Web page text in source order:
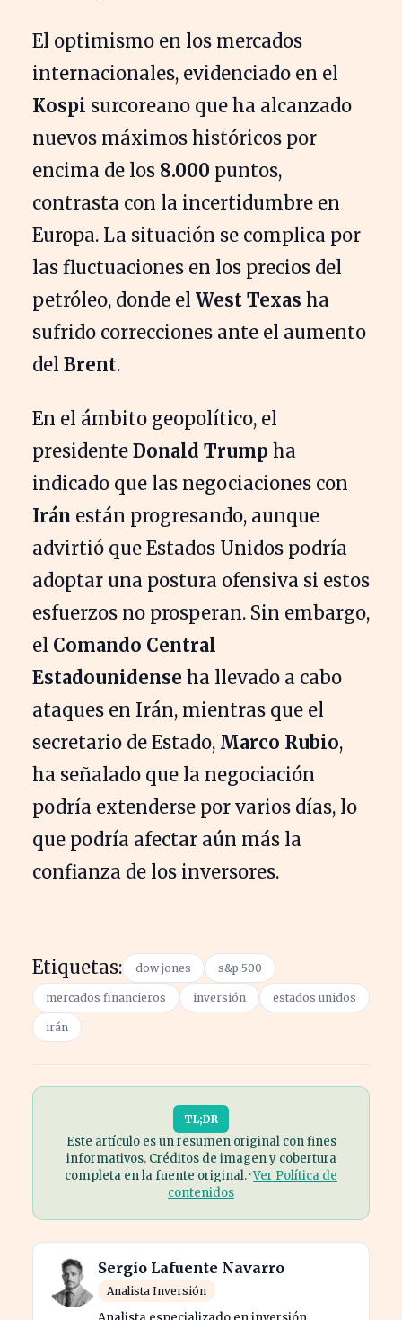
El optimismo en los mercados
internacionales, evidenciado en el
Kospi surcoreano que ha alcanzado
nuevos máximos históricos por
encima de los 8.000 puntos,
contrasta con la incertidumbre en
Europa. La situación se complica por
las fluctuaciones en los precios del
petróleo, donde el West Texas ha
sufrido correcciones ante el aumento
del Brent.
En el ámbito geopolítico, el
presidente Donald Trump ha
indicado que las negociaciones con
Irán están progresando, aunque
advirtió que Estados Unidos podría
adoptar una postura ofensiva si estos
esfuerzos no prosperan. Sin embargo,
el Comando Central
Estadounidense ha llevado a cabo
ataques en Irán, mientras que el
secretario de Estado, Marco Rubio,
ha señalado que la negociación
podría extenderse por varios días, lo
que podría afectar aún más la
confianza de los inversores.
Etiquetas: dow jones s&p 500
mercados financieros inversión estados unidos
irán
TL;DR
Este artículo es un resumen original con fines
informativos. Créditos de imagen y cobertura
completa en la fuente original. ·Ver Política de
contenidos
Sergio Lafuente Navarro
Analista Inversión